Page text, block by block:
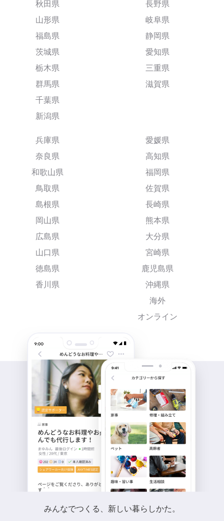
秋田県
山形県
福島県
茨城県
栃木県
群馬県
千葉県
新潟県
長野県
岐阜県
静岡県
愛知県
三重県
滋賀県
兵庫県
奈良県
和歌山県
鳥取県
島根県
岡山県
広島県
山口県
徳島県
香川県
愛媛県
高知県
福岡県
佐賀県
長崎県
熊本県
大分県
宮崎県
鹿児島県
沖縄県
海外
オンライン
みんなでつくる、新しい暮らしかた。